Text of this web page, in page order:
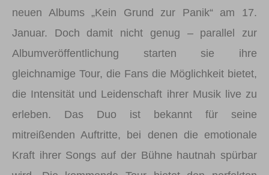
neuen Albums „Kein Grund zur Panik“ am 17.
Januar. Doch damit nicht genug – parallel zur
Albumveröffentlichung starten sie ihre
gleichnamige Tour, die Fans die Möglichkeit bietet,
die Intensität und Leidenschaft ihrer Musik live zu
erleben. Das Duo ist bekannt für seine
mitreißenden Auftritte, bei denen die emotionale
Kraft ihrer Songs auf der Bühne hautnah spürbar